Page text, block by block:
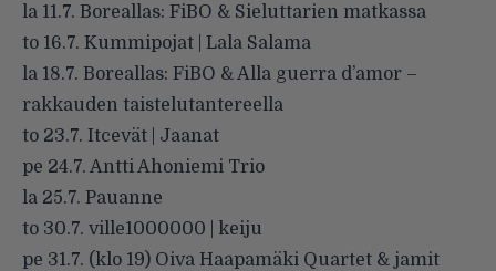
la 11.7. Boreallas: FiBO & Sieluttarien matkassa
to 16.7. Kummipojat | Lala Salama
la 18.7. Boreallas: FiBO & Alla guerra d’amor –
rakkauden taistelutantereella
to 23.7. Itcevät | Jaanat
pe 24.7. Antti Ahoniemi Trio
la 25.7. Pauanne
to 30.7. ville1000000 | keiju
pe 31.7. (klo 19) Oiva Haapamäki Quartet & jamit